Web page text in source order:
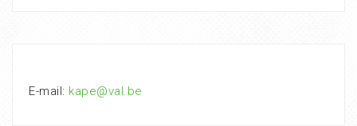
E-mail: kape@val.be